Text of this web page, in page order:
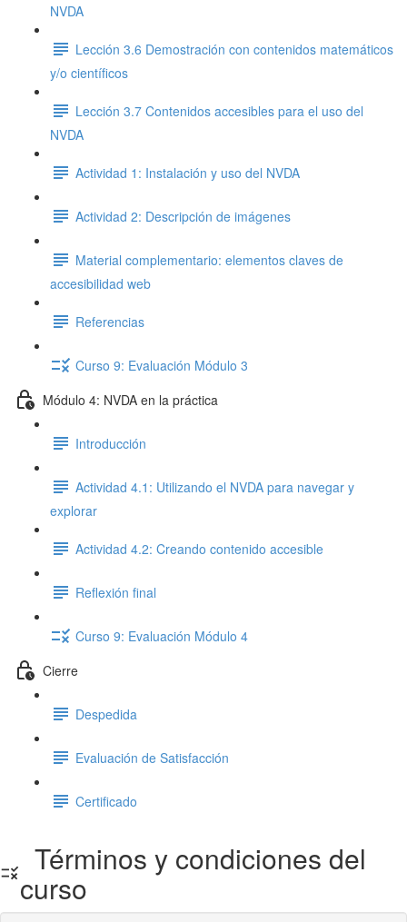
NVDA
Lección 3.6 Demostración con contenidos matemáticos
y/o científicos
Lección 3.7 Contenidos accesibles para el uso del
NVDA
Actividad 1: Instalación y uso del NVDA
Actividad 2: Descripción de imágenes
Material complementario: elementos claves de
accesibilidad web
Referencias
Curso 9: Evaluación Módulo 3
Módulo 4: NVDA en la práctica
Introducción
Actividad 4.1: Utilizando el NVDA para navegar y
explorar
Actividad 4.2: Creando contenido accesible
Reflexión final
Curso 9: Evaluación Módulo 4
Cierre
Despedida
Evaluación de Satisfacción
Certificado
Términos y condiciones del
curso